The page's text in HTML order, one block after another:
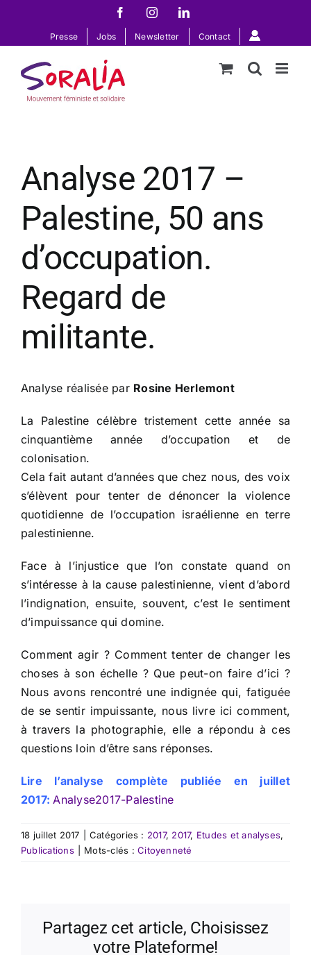
contenu
FacebookInstagramLinkedIn
Presse Jobs Newsletter Contact
Analyse 2017 –
Palestine, 50 ans
d’occupation.
Regard de
militante.
Analyse réalisée par Rosine Herlemont
La Palestine célèbre tristement cette année sa
cinquantième année d’occupation et de
colonisation.
Cela fait autant d’années que chez nous, des voix
s’élèvent pour tenter de dénoncer la violence
quotidienne de l’occupation israélienne en terre
palestinienne.
Face à l’injustice que l’on constate quand on
s’intéresse à la cause palestinienne, vient d’abord
l’indignation, ensuite, souvent, c’est le sentiment
d’impuissance qui domine.
Comment agir ? Comment tenter de changer les
choses à son échelle ? Que peut-on faire d’ici ?
Nous avons rencontré une indignée qui, fatiguée
de se sentir impuissante, nous livre ici comment,
à travers la photographie, elle a répondu à ces
questions loin d’être sans réponses.
Lire l’analyse complète publiée en juillet
2017:Analyse2017-Palestine
18 juillet 2017 Catégories : 2017, 2017, Etudes et analyses,
Publications
Mots-clés :Citoyenneté
Partagez cet article, Choisissez
votre Plateforme!